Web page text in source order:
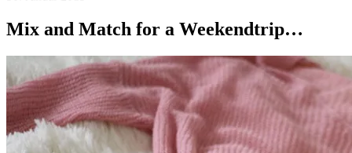
Mix and Match for a Weekendtrip…